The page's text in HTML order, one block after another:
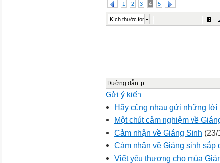
1 2 3 4 5
Kích thước font
Đường dẫn: p
Gửi ý kiến
Hãy cũng nhau gửi những lời
Một chút cảm nghiệm về
Cảm nhận về Giáng Sinh (23/
Cảm nhận về Giáng sinh sắp
Viết yêu thương cho mùa